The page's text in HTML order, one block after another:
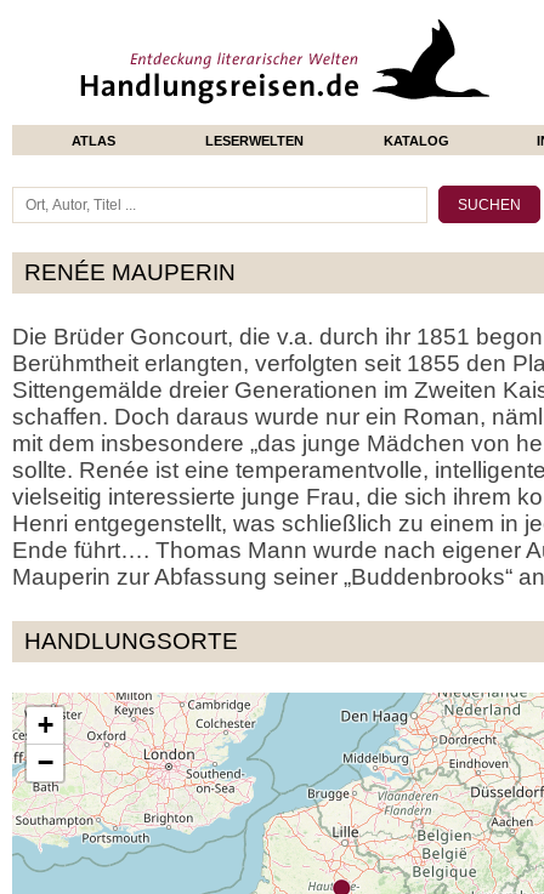
ATLAS LESERWELTEN KATALOG
RENÉE MAUPERIN
Die Brüder Goncourt, die v.a. durch ihr 1851
Berühmtheit erlangten, verfolgten seit 1855 den
Sittengemälde dreier Generationen im Zweiten
schaffen. Doch daraus wurde nur ein Roman,
mit dem insbesondere „das junge Mädchen von
sollte. Renée ist eine temperamentvolle,
vielseitig interessierte junge Frau, die sich ihrem
Henri entgegenstellt, was schließlich zu einem in
Ende führt…. Thomas Mann wurde nach eigener
Mauperin zur Abfassung seiner „Buddenbrooks“
HANDLUNGSORTE
+
−